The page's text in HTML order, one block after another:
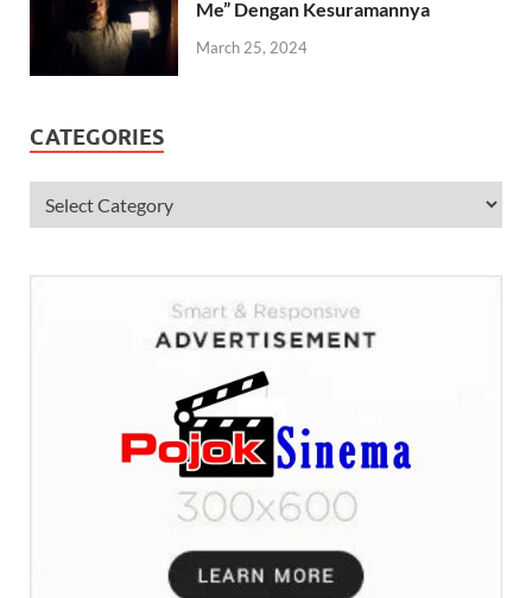
Me” Dengan Kesuramannya
March 25, 2024
CATEGORIES